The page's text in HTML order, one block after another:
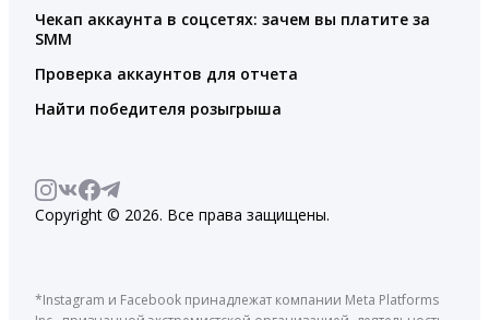
Чекап аккаунта в соцсетях: зачем вы платите за
SMM
Проверка аккаунтов для отчета
Найти победителя розыгрыша
Copyright © 2026. Все права защищены.
*Instagram и Facebook принадлежат компании Meta Platforms